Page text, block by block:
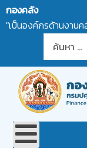
กองคลัง
"เป็นองค์กรด้านงาน